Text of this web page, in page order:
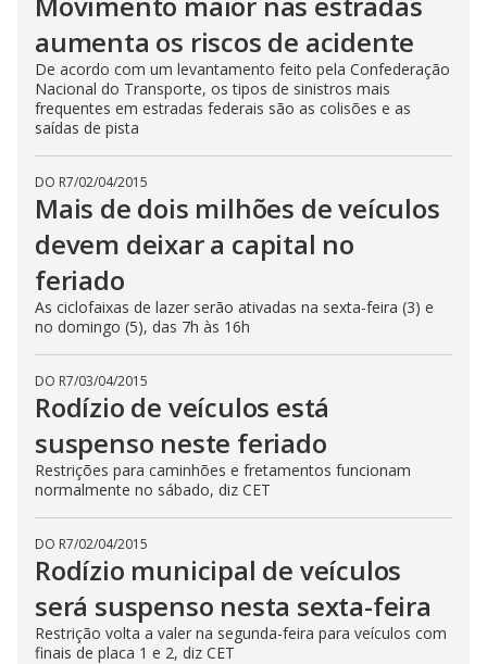
aumenta os riscos de acidente
De acordo com um levantamento feito pela Confederação
Nacional do Transporte, os tipos de sinistros mais
frequentes em estradas federais são as colisões e as
saídas de pista
DO R7/02/04/2015
Mais de dois milhões de veículos
devem deixar a capital no
feriado
As ciclofaixas de lazer serão ativadas na sexta-feira (3) e
no domingo (5), das 7h às 16h
DO R7/03/04/2015
Rodízio de veículos está
suspenso neste feriado
Restrições para caminhões e fretamentos funcionam
normalmente no sábado, diz CET
DO R7/02/04/2015
Rodízio municipal de veículos
será suspenso nesta sexta-feira
Restrição volta a valer na segunda-feira para veículos com
finais de placa 1 e 2, diz CET